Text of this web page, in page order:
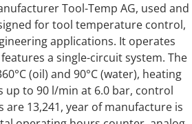
Tool-Temp AG, used and
for tool temperature control,
applications. It operates
a single-circuit system. The
(oil) and 90°C (water), heating
up to 90 l/min at 6.0 bar, control
are 13,241, year of manufacture is